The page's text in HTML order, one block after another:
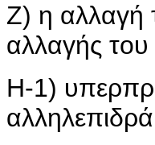
Ζ) η αλλαγή
αλλαγής
Η-1)